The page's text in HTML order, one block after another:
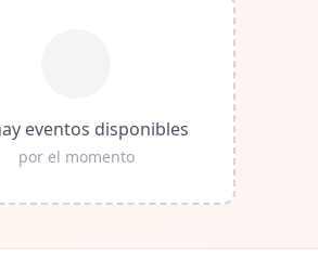
eventos disponibles
por el momento